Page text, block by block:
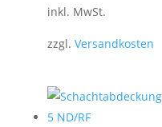
auf.
inkl. MwSt.
zzgl. Versandkosten